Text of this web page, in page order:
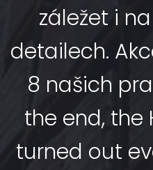
záležet i
detailech.
8 našich
the end, the
turned out